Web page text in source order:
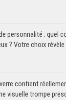
personnalité : quel
? Votre choix
contient
visuelle trompe